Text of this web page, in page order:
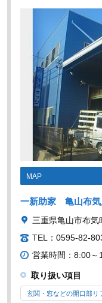
MAP
一新助家 亀山布気
三重県亀山市布
TEL：0595-82-
営業時間：8:00～
取り扱い項目
玄関・窓などの開口部リ